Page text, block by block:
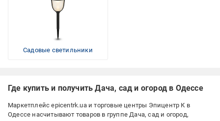
Садовые светильники
Где купить и получить Дача, сад и огород в Одессе
Маркетплейс epicentrk.ua и торговые центры Эпицентр К в
Одессе насчитывают товаров в группе Дача, сад и огород,